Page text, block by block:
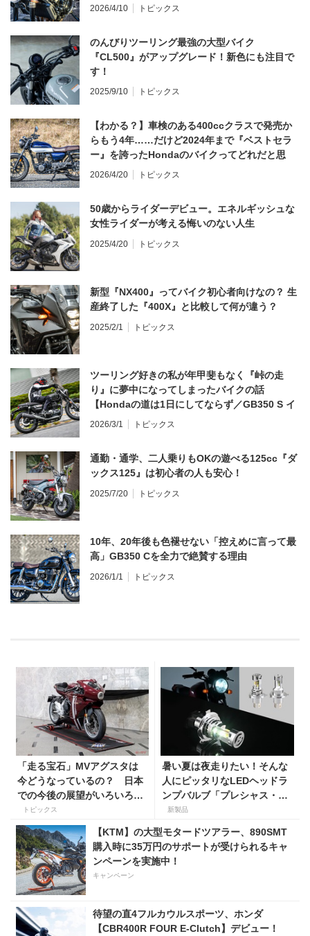
てならず／CB1000F ①第一印象 編】
2026/4/10 トピックス
のんびりツーリング最強の大型バイク
『CL500』がアップグレード！新色にも注目で
す！
2025/9/10 トピックス
【わかる？】車検のある400ccクラスで発売か
らもう4年……だけど2024年まで『ベストセラ
ー』を誇ったHondaのバイクってどれだと思
う？
2026/4/20 トピックス
50歳からライダーデビュー。エネルギッシュな
女性ライダーが考える悔いのない人生
2025/4/20 トピックス
新型『NX400』ってバイク初心者向けなの？ 生
産終了した『400X』と比較して何が違う？
2025/2/1 トピックス
ツーリング好きの私が年甲斐もなく『峠の走
り』に夢中になってしまったバイクの話
【Hondaの道は1日にしてならず／GB350 S イ
ンプレ・レビュー 前編】
2026/3/1 トピックス
通勤・通学、二人乗りもOKの遊べる125cc『ダ
ックス125』は初心者の人も安心！
2025/7/20 トピックス
10年、20年後も色褪せない「控えめに言って最
高」GB350 Cを全力で絶賛する理由
2026/1/1 トピックス
「走る宝石」MVアグスタは
今どうなっているの？ 日本
での今後の展望がいろいろと
判明！
トピックス
暑い夏は夜走りたい！そんな
人にピッタリなLEDヘッドラ
ンプバルブ「プレシャス・レ
イ ZX」が【デイトナ】から
新製品
【KTM】の大型モタードツアラー、890SMT
購入時に35万円のサポートが受けられるキャ
ンペーンを実施中！
キャンペーン
待望の直4フルカウルスポーツ、ホンダ
【CBR400R FOUR E-Clutch】デビュー！